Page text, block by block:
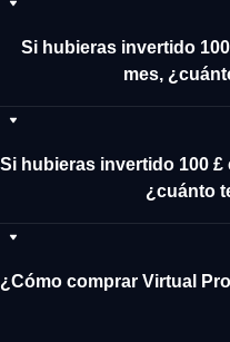
Si hubieras invertido
mes,
Si hubieras invertido 100
¿cuánto
¿Cómo comprar Virtual